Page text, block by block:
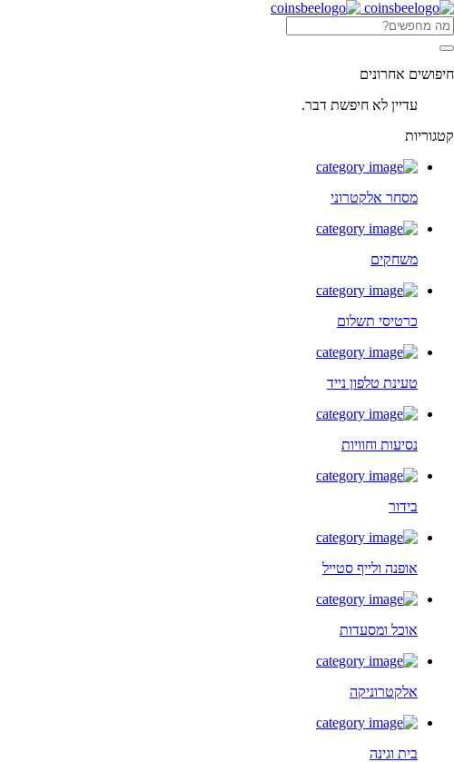
חיפושים אחרונים
עדיין לא חיפשת דבר.
קטגוריות
מסחר אלקטרוני
משחקים
כרטיסי תשלום
טעינת טלפון נייד
נסיעות וחוויות
בידור
אופנה ולייף סטייל
אוכל ומסעדות
אלקטרוניקה
בית וגינה